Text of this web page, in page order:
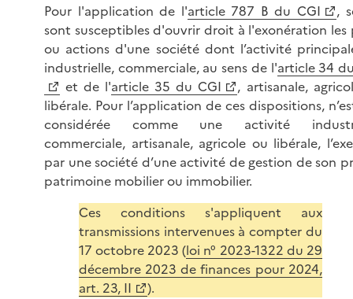
Pour l'application de l'article 787 B du CGI
,
sont susceptibles d'ouvrir droit à l'exonération les
ou actions d'une société dont l’activité
industrielle, commerciale, au sens de l'article 34
et de l'article 35 du CGI
, artisanale,
libérale. Pour l’application de ces dispositions,
considérée comme une activité
commerciale, artisanale, agricole ou libérale,
par une société d’une activité de gestion de son
patrimoine mobilier ou immobilier.
Ces conditions s'appliquent aux
transmissions intervenues à compter du
17 octobre 2023 (loi n° 2023-1322 du 29
décembre 2023 de finances pour 2024,
art. 23, II
).